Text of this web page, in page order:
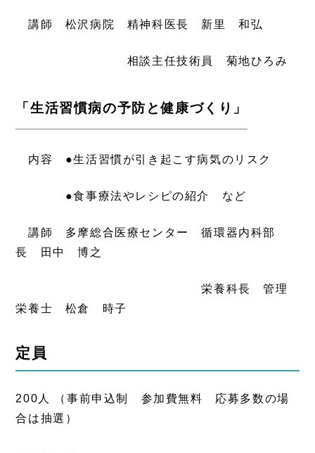
講師 松沢病院 精神科医長 新里 和弘
相談主任技術員 菊地ひろみ
「生活習慣病の予防と健康づくり」
内容 ●生活習慣が引き起こす病気のリスク
●食事療法やレシピの紹介 など
講師 多摩総合医療センター 循環器内科部
長 田中 博之
栄養科長 管理
栄養士 松倉 時子
定員
200人 （事前申込制 参加費無料 応募多数の場
合は抽選）